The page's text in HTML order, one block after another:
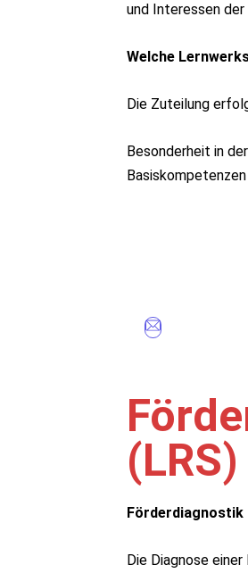
und Interessen
Welche
Die Zuteilung
Besonderheit in
(LRS)
Förderdiagnostik
Die Diagnose